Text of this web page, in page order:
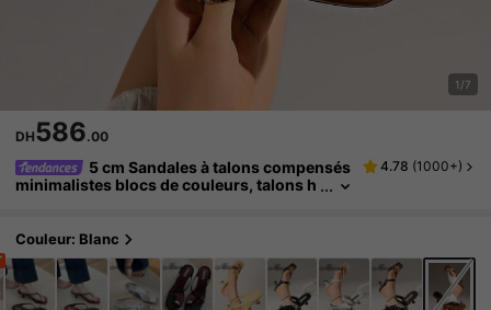
1/7
DH586.00
5 cm Sandales à talons compensés
minimalistes blocs de couleurs, talons h
4.78 (1000+)
Couleur: Blanc